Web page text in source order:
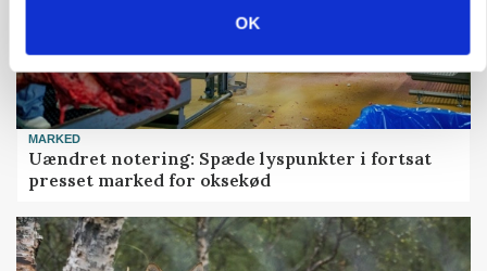
OK
MARKED
Uændret notering: Spæde lyspunkter i fortsat
presset marked for oksekød